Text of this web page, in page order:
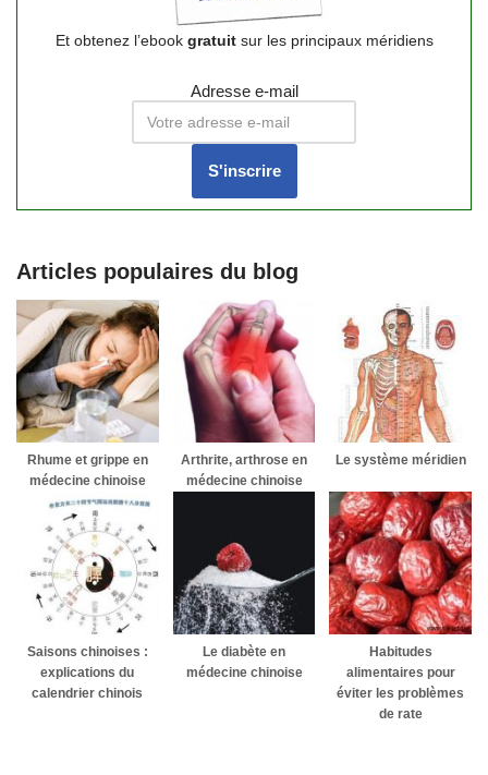
Et obtenez l’ebook gratuitsur les principaux méridiens
Adresse e-mail
Articles populaires du blog
Rhume et grippe en
médecine chinoise
Arthrite, arthrose en
médecine chinoise
Le système méridien
Saisons chinoises :
explications du
calendrier chinois
Le diabète en
médecine chinoise
Habitudes
alimentaires pour
éviter les problèmes
de rate